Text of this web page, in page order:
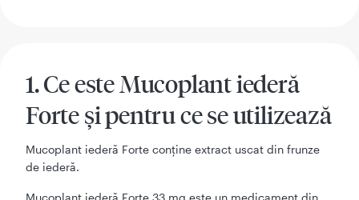
1. Ce este Mucoplant iederă
Forte şi pentru ce se utilizează
Mucoplant iederă Forte conține extract uscat din frunze
de iederă.
Mucoplant iederă Forte 33 mg este un medicament din